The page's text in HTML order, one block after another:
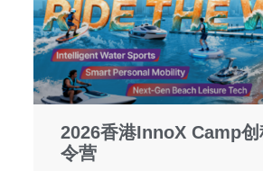
2026香港InnoX Camp
令营